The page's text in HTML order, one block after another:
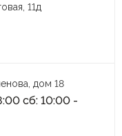
11д
дом 18
сб: 10:00 -